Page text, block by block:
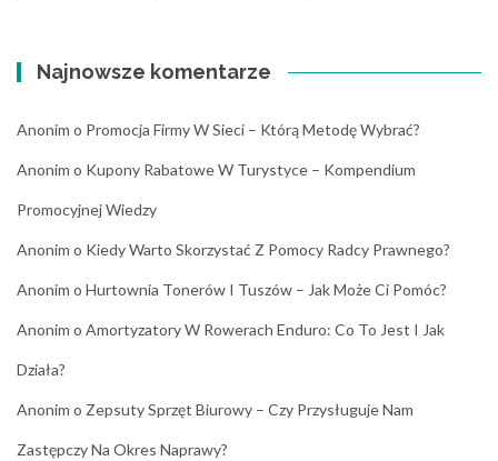
Najnowsze komentarze
Anonim o Promocja Firmy W Sieci – Którą Metodę Wybrać?
Anonim o Kupony Rabatowe W Turystyce – Kompendium
Promocyjnej Wiedzy
Anonim o Kiedy Warto Skorzystać Z Pomocy Radcy Prawnego?
Anonim o Hurtownia Tonerów I Tuszów – Jak Może Ci Pomóc?
Anonim o Amortyzatory W Rowerach Enduro: Co To Jest I Jak
Działa?
Anonim o Zepsuty Sprzęt Biurowy – Czy Przysługuje Nam
Zastępczy Na Okres Naprawy?